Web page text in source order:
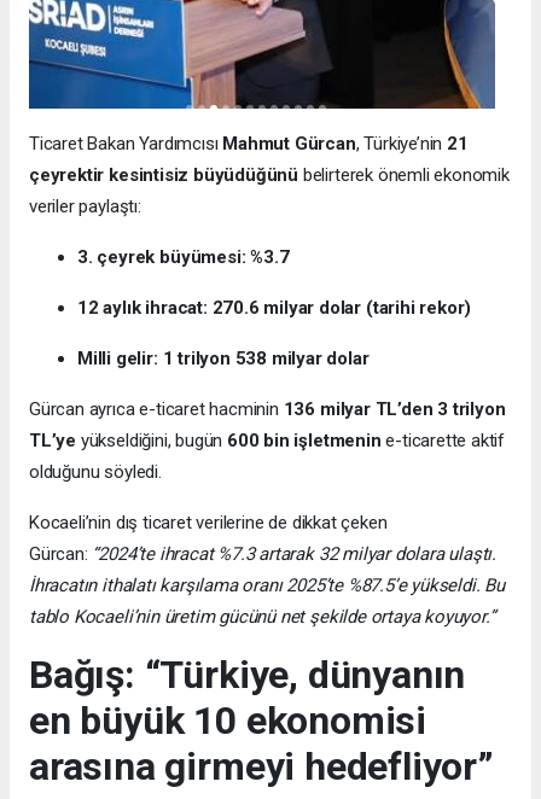
Ticaret Bakan Yardımcısı Mahmut Gürcan, Türkiye’nin 21
çeyrektir kesintisiz büyüdüğünü belirterek önemli ekonomik
veriler paylaştı:
3. çeyrek büyümesi: %3.7
12 aylık ihracat: 270.6 milyar dolar (tarihi rekor)
Milli gelir: 1 trilyon 538 milyar dolar
Gürcan ayrıca e-ticaret hacminin 136 milyar TL’den 3 trilyon
TL’ye yükseldiğini, bugün 600 bin işletmenin e-ticarette aktif
olduğunu söyledi.
Kocaeli’nin dış ticaret verilerine de dikkat çeken
Gürcan: “2024’te ihracat %7.3 artarak 32 milyar dolara ulaştı.
İhracatın ithalatı karşılama oranı 2025’te %87.5’e yükseldi. Bu
tablo Kocaeli’nin üretim gücünü net şekilde ortaya koyuyor.”
Bağış: “Türkiye, dünyanın
en büyük 10 ekonomisi
arasına girmeyi hedefliyor”